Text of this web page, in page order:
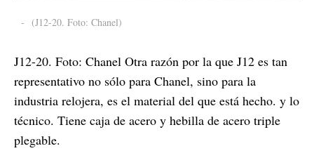
- (J12-20. Foto: Chanel)
J12-20. Foto: Chanel Otra razón por la que J12 es tan
representativo no sólo para Chanel, sino para la
industria relojera, es el material del que está hecho. y lo
técnico. Tiene caja de acero y hebilla de acero triple
plegable.